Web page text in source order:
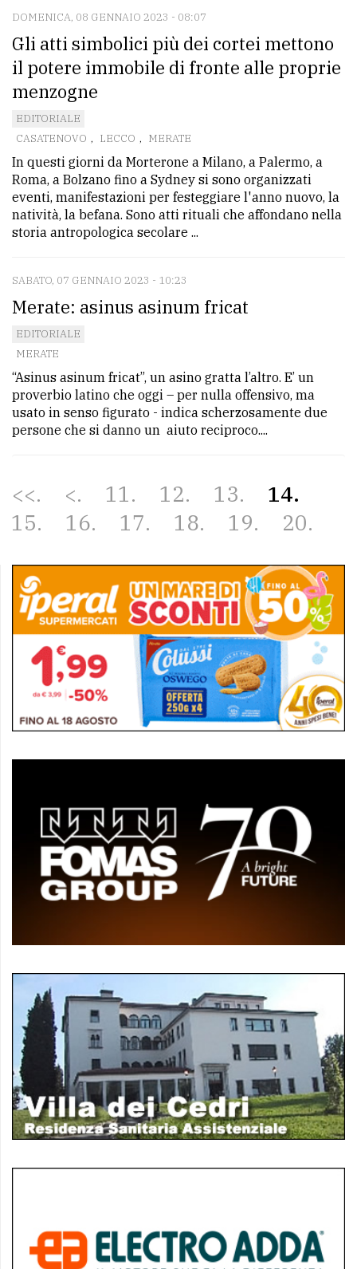
DOMENICA, 08 GENNAIO 2023 - 08:07
Gli atti simbolici più dei cortei mettono
il potere immobile di fronte alle proprie
menzogne
EDITORIALE
CASATENOVO , LECCO , MERATE
In questi giorni da Morterone a Milano, a Palermo, a
Roma, a Bolzano fino a Sydney si sono organizzati
eventi, manifestazioni per festeggiare l'anno nuovo, la
natività, la befana. Sono atti rituali che affondano nella
storia antropologica secolare ...
SABATO, 07 GENNAIO 2023 - 10:23
Merate: asinus asinum fricat
EDITORIALE
MERATE
“Asinus asinum fricat”, un asino gratta l’altro. E’ un
proverbio latino che oggi – per nulla offensivo, ma
usato in senso figurato - indica scherzosamente due
persone che si danno un aiuto reciproco....
<< < 11 12 13
14
15
16 17 18 19 20